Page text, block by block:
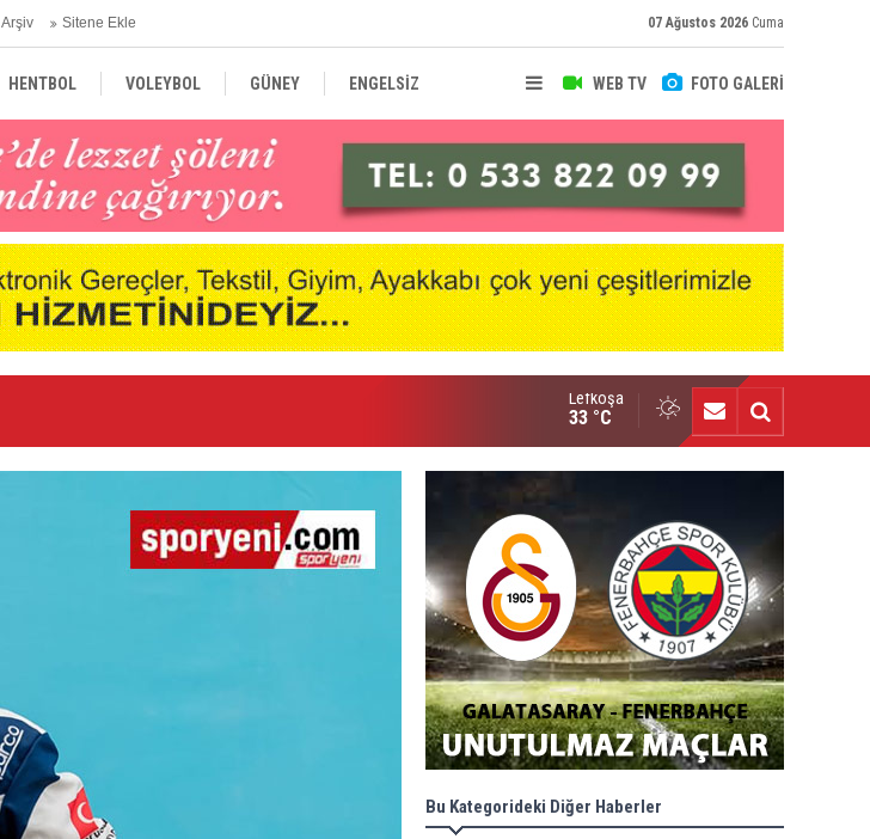
Arşiv Sitene Ekle 07 Ağustos 2026 Cuma
WEB TV FOTO GALERİ
HENTBOL VOLEYBOL GÜNEY ENGELSİZ
DÜNYA
Lefkoşa
33 °C
Bu Kategorideki Diğer Haberler